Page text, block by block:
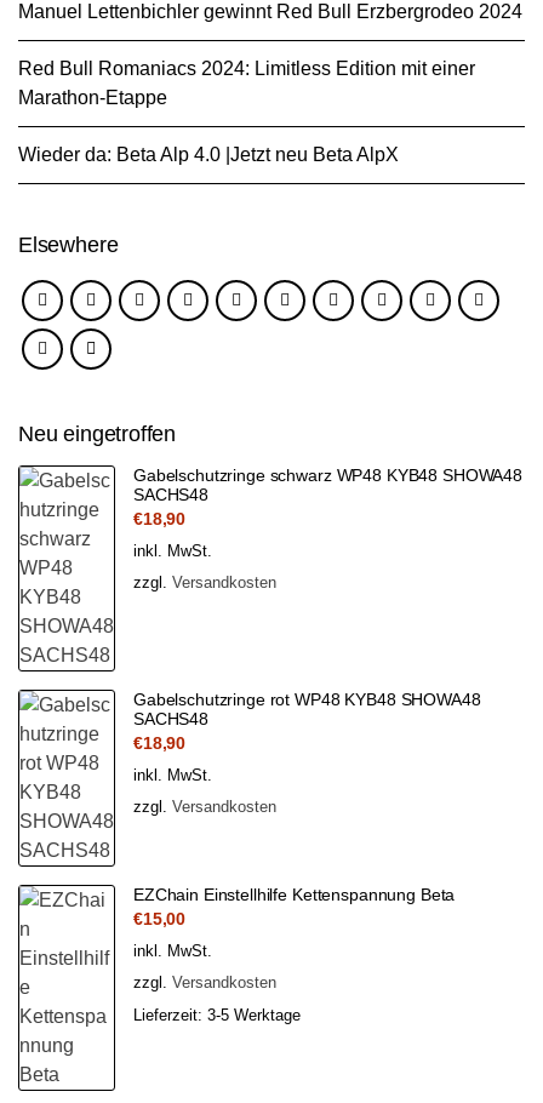
Manuel Lettenbichler gewinnt Red Bull Erzbergrodeo 2024
Red Bull Romaniacs 2024: Limitless Edition mit einer
Marathon-Etappe
Wieder da: Beta Alp 4.0 |Jetzt neu Beta AlpX
Elsewhere
Neu eingetroffen
Gabelschutzringe schwarz WP48 KYB48 SHOWA48
SACHS48
€18,90
inkl. MwSt.
zzgl. Versandkosten
Gabelschutzringe rot WP48 KYB48 SHOWA48
SACHS48
€18,90
inkl. MwSt.
zzgl. Versandkosten
EZChain Einstellhilfe Kettenspannung Beta
€15,00
inkl. MwSt.
zzgl. Versandkosten
Lieferzeit: 3-5 Werktage